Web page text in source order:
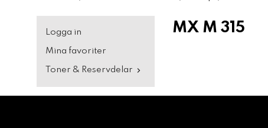
Logga in
Mina favoriter
Toner & Reservdelar
MX M 315